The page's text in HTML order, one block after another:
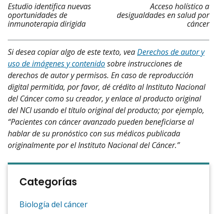
Estudio identifica nuevas
oportunidades de
inmunoterapia dirigida
Acceso holístico a
desigualdades en salud por
cáncer
Si desea copiar algo de este texto, veaDerechos de autor y
uso de imágenes y contenidosobre instrucciones de
derechos de autor y permisos. En caso de reproducción
digital permitida, por favor, dé crédito al Instituto Nacional
del Cáncer como su creador, y enlace al producto original
del NCI usando el título original del producto; por ejemplo,
“Pacientes con cáncer avanzado pueden beneficiarse al
hablar de su pronóstico con sus médicos publicada
originalmente por el Instituto Nacional del Cáncer.”
Categorías
Biología del cáncer